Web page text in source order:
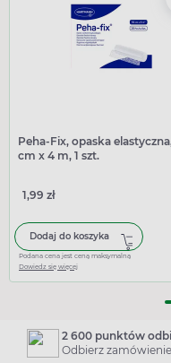
Peha-Fix, opaska
cm x 4 m, 1 szt.
1,99 zł
Dodaj do koszyka
Podana cena jest ceną maksymalną
Dowiedz się więcej
2 600 punktów
Odbierz